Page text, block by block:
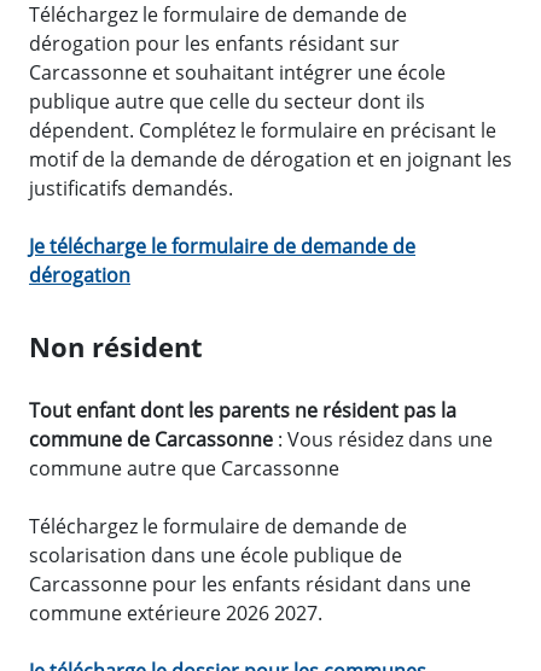
Téléchargez le formulaire de demande de
dérogation pour les enfants résidant sur
Carcassonne et souhaitant intégrer une école
publique autre que celle du secteur dont ils
dépendent. Complétez le formulaire en précisant le
motif de la demande de dérogation et en joignant les
justificatifs demandés.
Je télécharge le formulaire de demande de
dérogation
Non résident
Tout enfant dont les parents ne résident pas la
commune de Carcassonne : Vous résidez dans une
commune autre que Carcassonne
Téléchargez le formulaire de demande de
scolarisation dans une école publique de
Carcassonne pour les enfants résidant dans une
commune extérieure 2026 2027.